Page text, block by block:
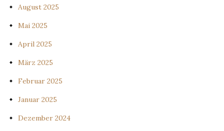
August 2025
Mai 2025
April 2025
März 2025
Februar 2025
Januar 2025
Dezember 2024